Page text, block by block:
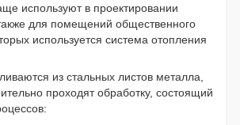
используют в проектировании
для помещений общественного
используется система отопления
из стальных листов металла,
проходят обработку, состоящий